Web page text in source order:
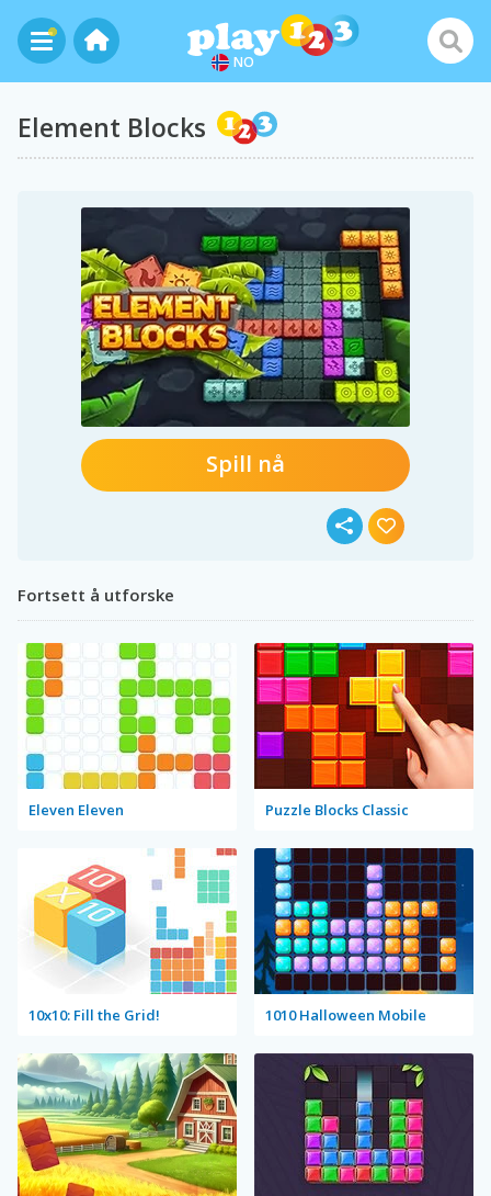
NO
Element Blocks
Spill nå
Fortsett å utforske
Eleven Eleven Puzzle Blocks Classic
10x10: Fill the Grid! 1010 Halloween Mobile